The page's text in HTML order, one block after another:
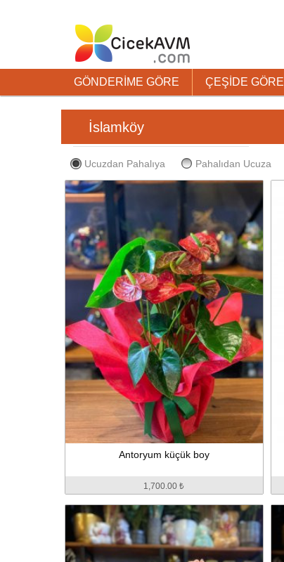
GÖNDERİME GÖRE ÇEŞİDE GÖRE
İslamköy
Ucuzdan Pahalıya Pahalıdan Ucuza
Antoryum küçük boy
1,700.00 ₺